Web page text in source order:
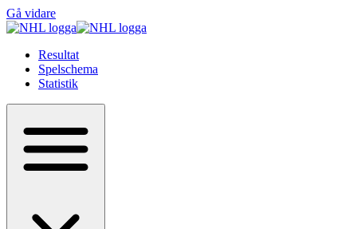
Gå vidare
Resultat
Spelschema
Statistik